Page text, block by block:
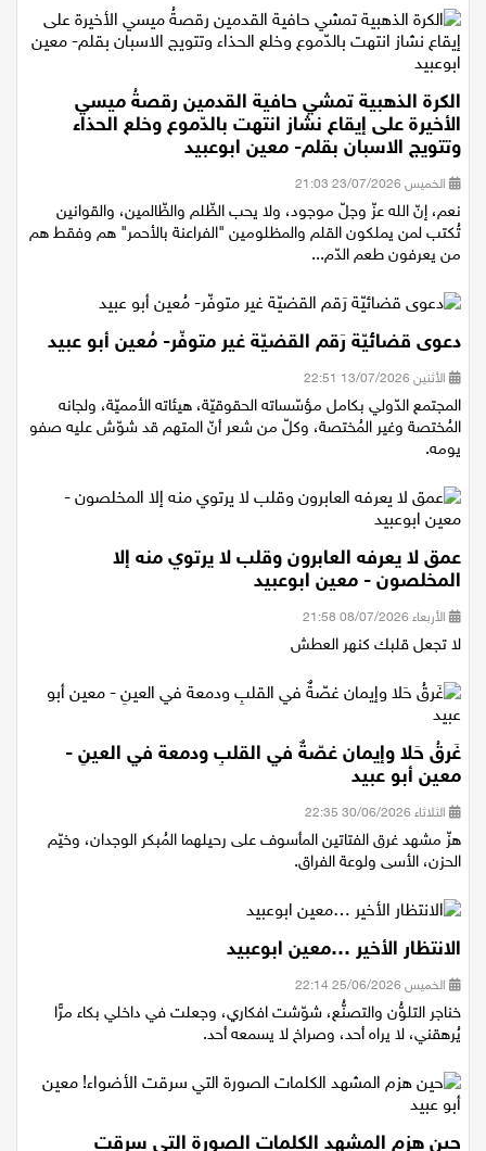
الكرة الذهبية تمشي حافية القدمين رقصةُ ميسي
الأخيرة على إيقاع نشاز انتهت بالدّموع وخلع الحذاء
وتتويج الاسبان بقلم- معين ابوعبيد
الخميس 23/07/2026 21:03
نعم، إنّ الله عزّ وجلّ موجود، ولا يحب الظّلم والظّالمين، والقوانين
تُكتب لمن يملكون القلم والمظلومين "الفراعنة بالأحمر" هم وفقط هم
دعوى قضائيّة رَقم القضيّة غير متوفّر- مُعين أبو عبيد
الأثنين 13/07/2026 22:51
المجتمع الدّولي بكامل مؤسّساته الحقوقيّة، هيئاته الأمميّة، ولجانه
المُختصة وغير المُختصة، وكلّ من شعر أنّ المتهم قد شوّش عليه صفو
عمق لا يعرفه العابرون وقلب لا يرتوي منه إلا
المخلصون - معين ابوعبيد
الأربعاء 08/07/2026 21:58
غَرقُ حَلا وإيمان غصّةٌ في القلبِ ودمعة في العينِ -
معين أبو عبيد
الثلاثاء 30/06/2026 22:35
هزّ مشهد غرق الفتاتين المأسوف على رحيلهما المُبكر الوجدان، وخيّم
الانتظار الأخير …معين ابوعبيد
الخميس 25/06/2026 22:14
خناجر التلوُّن والتصنُّع، شوّشت افكاري، وجعلت في داخلي بكاء مرًّا